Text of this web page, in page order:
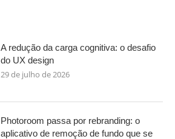
A redução da carga cognitiva: o desafio
do UX design
29 de julho de 2026
Photoroom passa por rebranding: o
aplicativo de remoção de fundo que se